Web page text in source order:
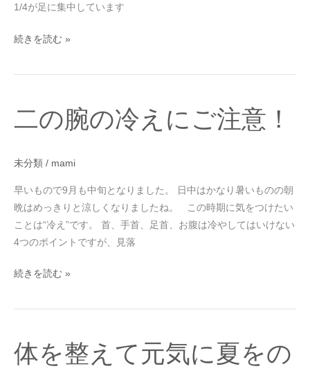
1/4が足に集中しています
大
続きを読む »
二の腕の冷えにご注意！
未分類 / mami
早いもので9月も中旬となりました。 日中はかなり暑いものの朝
晩はめっきりと涼しくなりましたね。 この時期に気をつけたい
ことは“冷え”です。 首、手首、足首、お腹は冷やしてはいけない
4つのポイントですが、見落
冷
え
に
ご
注
続きを読む »
体を整えて元気に夏をの
を